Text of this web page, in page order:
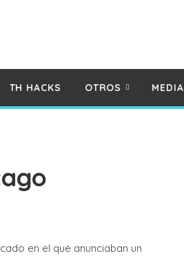
TH HACKS OTROS MEDIA
en el que anunciaban un